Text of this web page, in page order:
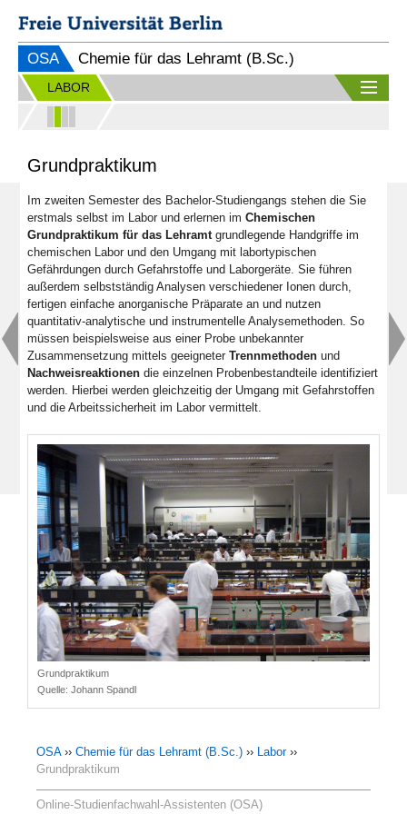
OSA Chemie für das Lehramt (B.Sc.)
LABOR
Grundpraktikum
Im zweiten Semester des Bachelor-Studiengangs stehen die Sie
erstmals selbst im Labor und erlernen im Chemischen
Grundpraktikum für das Lehramtgrundlegende Handgriffe im
chemischen Labor und den Umgang mit labortypischen
Gefährdungen durch Gefahrstoffe und Laborgeräte. Sie führen
außerdem selbstständig Analysen verschiedener Ionen durch,
fertigen einfache anorganische Präparate an und nutzen
quantitativ-analytische und instrumentelle Analysemethoden. So
müssen beispielsweise aus einer Probe unbekannter
Zusammensetzung mittels geeigneter Trennmethoden und
Nachweisreaktionen die einzelnen Probenbestandteile identifiziert
werden. Hierbei werden gleichzeitig der Umgang mit Gefahrstoffen
und die Arbeitssicherheit im Labor vermittelt.
Grundpraktikum
Quelle: Johann Spandl
OSA›› Chemie für das Lehramt (B.Sc.) ›› Labor››
Grundpraktikum
Online-Studienfachwahl-Assistenten (OSA)